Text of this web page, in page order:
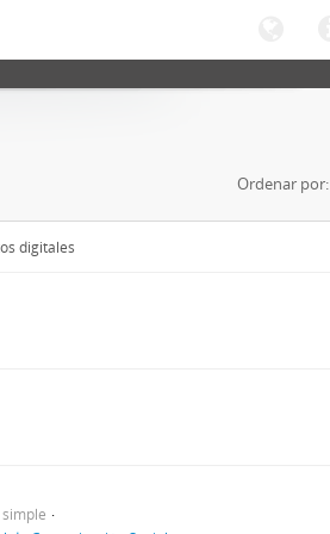
Ordenar por:
digitales